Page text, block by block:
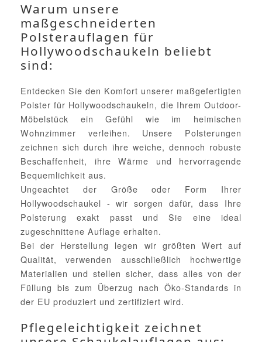
Warum unsere
maßgeschneiderten
Polsterauflagen für
Hollywoodschaukeln beliebt
sind:
Entdecken Sie den Komfort unserer maßgefertigten
Polster für Hollywoodschaukeln, die Ihrem Outdoor-
Möbelstück ein Gefühl wie im heimischen
Wohnzimmer verleihen. Unsere Polsterungen
zeichnen sich durch ihre weiche, dennoch robuste
Beschaffenheit, ihre Wärme und hervorragende
Bequemlichkeit aus.
Ungeachtet der Größe oder Form Ihrer
Hollywoodschaukel - wir sorgen dafür, dass Ihre
Polsterung exakt passt und Sie eine ideal
zugeschnittene Auflage erhalten.
Bei der Herstellung legen wir größten Wert auf
Qualität, verwenden ausschließlich hochwertige
Materialien und stellen sicher, dass alles von der
Füllung bis zum Überzug nach Öko-Standards in
der EU produziert und zertifiziert wird.
Pflegeleichtigkeit zeichnet